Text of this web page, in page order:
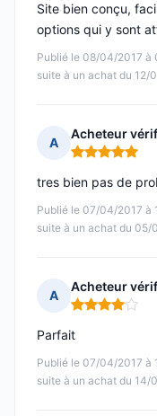
Publié le 08/04/2017 à
suite à un achat du 12/
Site bien conçu,
options qui y sont
A
Acheteur
Note : 5 sur 5
Publié le 07/04/2017 à
suite à un achat du 05/
tres bien pas de
A
Acheteur
Note : 4 sur 5
Publié le 07/04/2017 à
suite à un achat du 14/
Parfait